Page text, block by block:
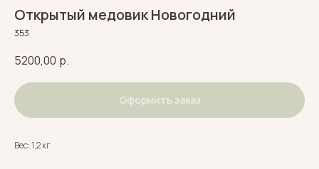
Открытый медовик Новогодний
353
5200,00 р.
Оформить заказ
Вес: 1,2 кг